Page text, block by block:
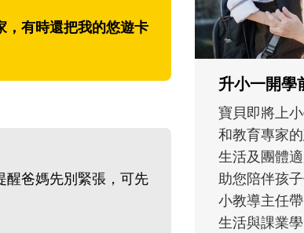
，有時還把我的悠遊卡
醒爸媽先別緊張，可先
升小一開學前預備備
寶貝即將上小學，信誼集結國小老師
和教育專家的建議，從孩子的學習、
生活及團體適應等預備能力做起，幫
助您陪伴孩子做好入學準備，還有國
小教導主任帶爸媽提前了解小一校園
生活與課業學習，無痛銜接上小學。